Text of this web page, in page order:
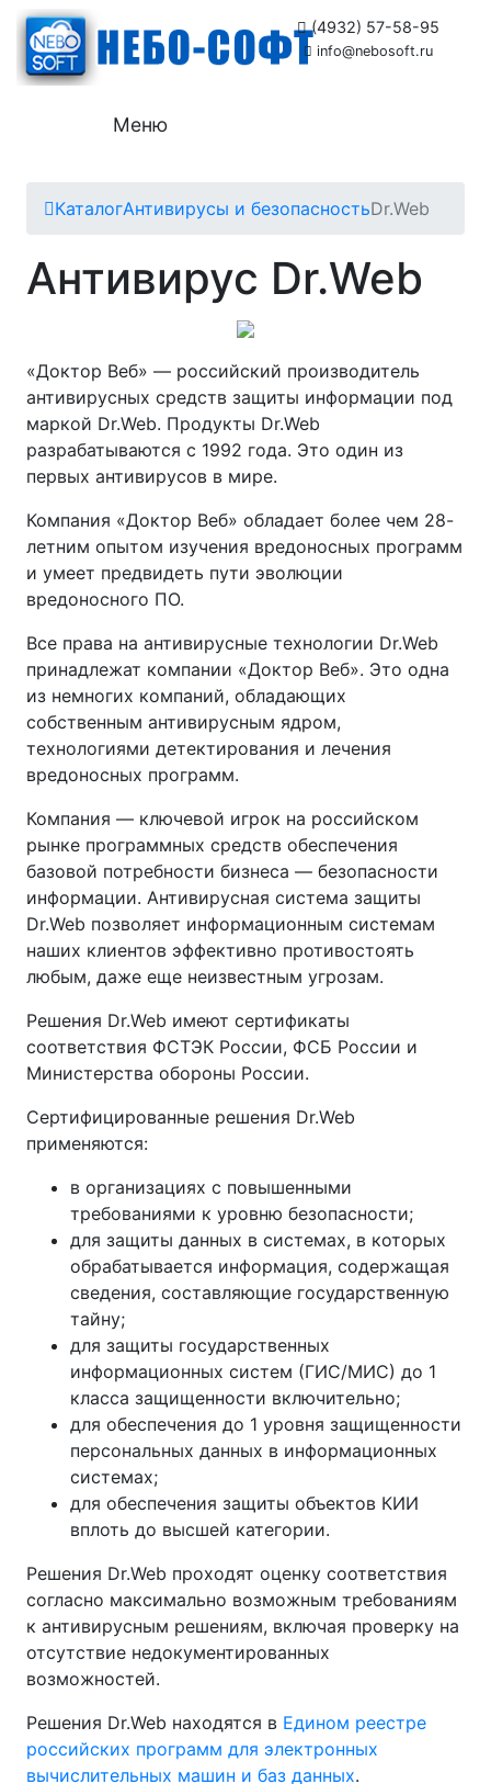
(4932) 57-58-95
info@nebosoft.ru
Меню
КаталогАнтивирусы и безопасностьDr.Web
Антивирус Dr.Web
«Доктор Веб» — российский производитель
антивирусных средств защиты информации под
маркой Dr.Web. Продукты Dr.Web
разрабатываются с 1992 года. Это один из
первых антивирусов в мире.
Компания «Доктор Веб» обладает более чем 28-
летним опытом изучения вредоносных программ
и умеет предвидеть пути эволюции
вредоносного ПО.
Все права на антивирусные технологии Dr.Web
принадлежат компании «Доктор Веб». Это одна
из немногих компаний, обладающих
собственным антивирусным ядром,
технологиями детектирования и лечения
вредоносных программ.
Компания — ключевой игрок на российском
рынке программных средств обеспечения
базовой потребности бизнеса — безопасности
информации. Антивирусная система защиты
Dr.Web позволяет информационным системам
наших клиентов эффективно противостоять
любым, даже еще неизвестным угрозам.
Решения Dr.Web имеют сертификаты
соответствия ФСТЭК России, ФСБ России и
Министерства обороны России.
Сертифицированные решения Dr.Web
применяются:
в организациях с повышенными
требованиями к уровню безопасности;
для защиты данных в системах, в которых
обрабатывается информация, содержащая
сведения, составляющие государственную
тайну;
для защиты государственных
информационных систем (ГИС/МИС) до 1
класса защищенности включительно;
для обеспечения до 1 уровня защищенности
персональных данных в информационных
системах;
для обеспечения защиты объектов КИИ
вплоть до высшей категории.
Решения Dr.Web проходят оценку соответствия
согласно максимально возможным требованиям
к антивирусным решениям, включая проверку на
отсутствие недокументированных
возможностей.
Решения Dr.Web находятся в Едином реестре
российских программ для электронных
вычислительных машин и баз данных.